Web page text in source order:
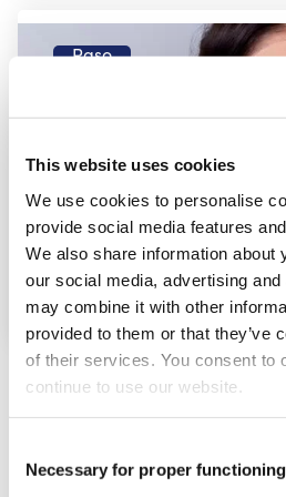
This website uses cookies
We use cookies to personalise
provide social media features
We also share information about
our social media, advertising
may combine it with other
provided to them or that they’ve
of their services. You consent to
continue to use our website.
Selection
Necessary for proper
Paso
Coloca la base de la
Guía la cinta con una
Aplica la base de la